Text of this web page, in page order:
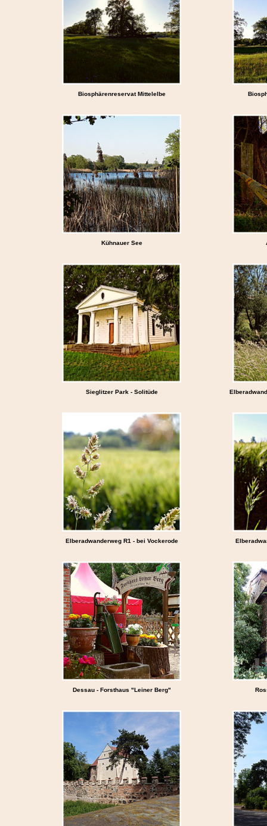
Biosphärenreservat Mittelelbe
Kühnauer See
Sieglitzer Park - Solitüde
Elberadwanderweg R1 - bei Vockerode
Dessau - Forsthaus "Leiner Berg"